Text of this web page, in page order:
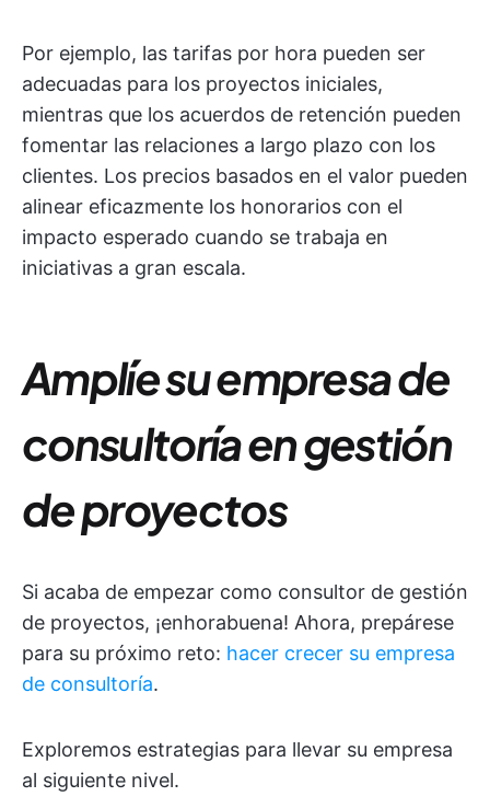
Por ejemplo, las tarifas por hora pueden ser
adecuadas para los proyectos iniciales,
mientras que los acuerdos de retención pueden
fomentar las relaciones a largo plazo con los
clientes. Los precios basados en el valor pueden
alinear eficazmente los honorarios con el
impacto esperado cuando se trabaja en
iniciativas a gran escala.
Amplíe su empresa de
consultoría en gestión
de proyectos
Si acaba de empezar como consultor de gestión
de proyectos, ¡enhorabuena! Ahora, prepárese
para su próximo reto: hacer crecer su empresa
de consultoría.
Exploremos estrategias para llevar su empresa
al siguiente nivel.